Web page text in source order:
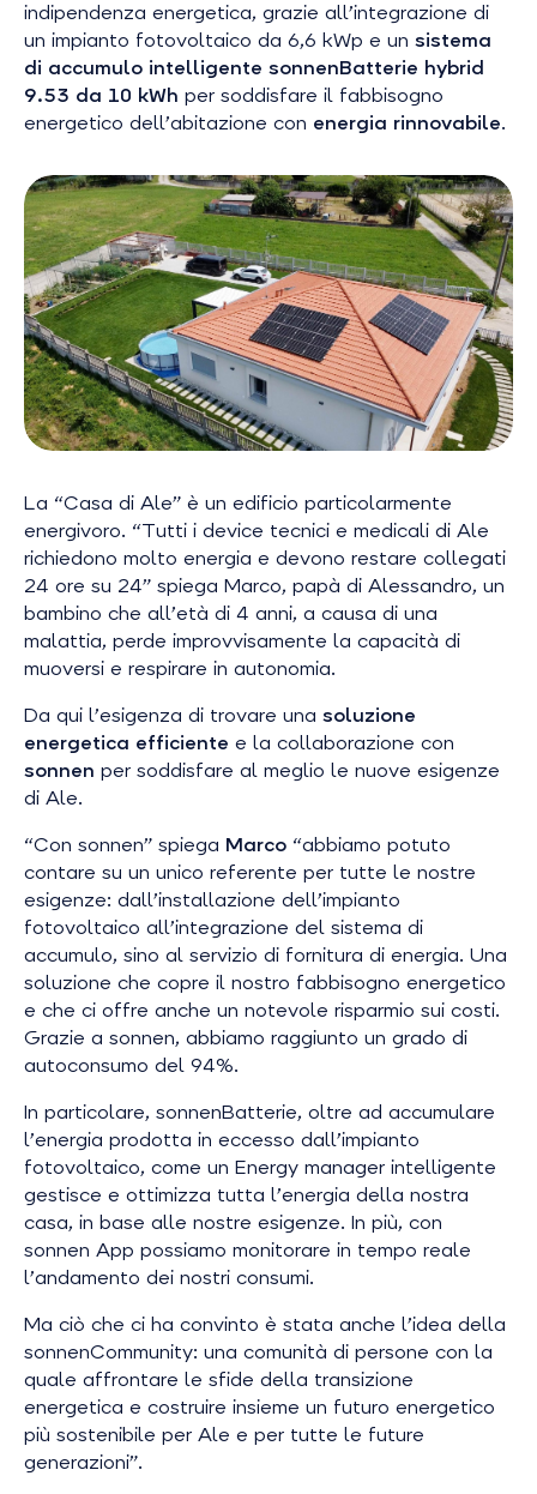
indipendenza energetica, grazie all’integrazione di
un impianto fotovoltaico da 6,6 kWp e un sistema
di accumulo intelligente sonnenBatterie hybrid
9.53 da 10 kWh per soddisfare il fabbisogno
energetico dell’abitazione con energia rinnovabile.
La “Casa di Ale” è un edificio particolarmente
energivoro. “Tutti i device tecnici e medicali di Ale
richiedono molto energia e devono restare collegati
24 ore su 24” spiega Marco, papà di Alessandro, un
bambino che all’età di 4 anni, a causa di una
malattia, perde improvvisamente la capacità di
muoversi e respirare in autonomia.
Da qui l’esigenza di trovare una soluzione
energetica efficiente e la collaborazione con
sonnen per soddisfare al meglio le nuove esigenze
di Ale.
“Con sonnen” spiega Marco “abbiamo potuto
contare su un unico referente per tutte le nostre
esigenze: dall’installazione dell’impianto
fotovoltaico all’integrazione del sistema di
accumulo, sino al servizio di fornitura di energia. Una
soluzione che copre il nostro fabbisogno energetico
e che ci offre anche un notevole risparmio sui costi.
Grazie a sonnen, abbiamo raggiunto un grado di
autoconsumo del 94%.
In particolare, sonnenBatterie, oltre ad accumulare
l’energia prodotta in eccesso dall’impianto
fotovoltaico, come un Energy manager intelligente
gestisce e ottimizza tutta l’energia della nostra
casa, in base alle nostre esigenze. In più, con
sonnen App possiamo monitorare in tempo reale
l’andamento dei nostri consumi.
Ma ciò che ci ha convinto è stata anche l’idea della
sonnenCommunity: una comunità di persone con la
quale affrontare le sfide della transizione
energetica e costruire insieme un futuro energetico
più sostenibile per Ale e per tutte le future
generazioni”.